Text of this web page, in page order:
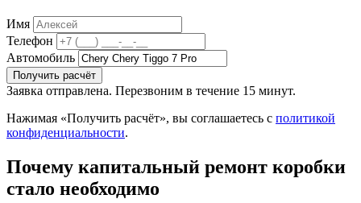
Имя
Телефон
Автомобиль
Получить расчёт
Заявка отправлена. Перезвоним в течение 15 минут.
Нажимая «Получить расчёт», вы соглашаетесь с политикой
конфиденциальности.
Почему капитальный ремонт коробки
стало необходимо